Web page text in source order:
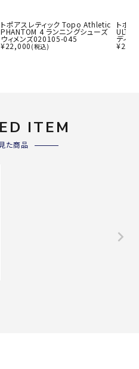
トポアスレティック Topo Athletic
PHANTOM 4 ランニングシューズ
ウィメンズ020105-045
¥22,000 (税込)
トポ
ディ
¥
ITEM
た商品